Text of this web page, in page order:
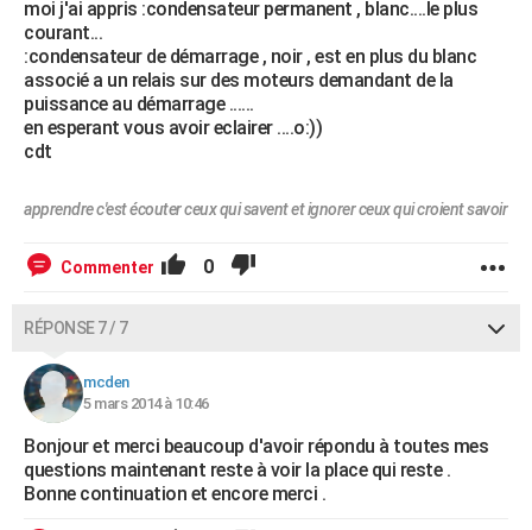
moi j'ai appris :condensateur permanent , blanc....le plus
courant...
:condensateur de démarrage , noir , est en plus du blanc
associé a un relais sur des moteurs demandant de la
puissance au démarrage ......
en esperant vous avoir eclairer ....o:))
cdt
apprendre c'est écouter ceux qui savent et ignorer ceux qui croient savoir
Commenter 0
RÉPONSE 7 / 7
mcden
5 mars 2014 à 10:46
Bonjour et merci beaucoup d'avoir répondu à toutes mes
questions maintenant reste à voir la place qui reste .
Bonne continuation et encore merci .